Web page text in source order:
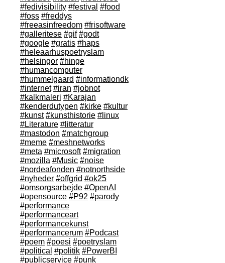
#fedivisibility #festival #food
#foss #freddys
#freeasinfreedom #frisoftware
#galleritese #gif #godt
#google #gratis #haps
#heleaarhuspoetryslam
#helsingor #hinge
#humancomputer
#hummelgaard #informationdk
#internet #iran #jobnot
#kalkmaleri #Karajan
#kenderdutypen #kirke #kultur
#kunst #kunsthistorie #linux
#Literature #litteratur
#mastodon #matchgroup
#meme #meshnetworks
#meta #microsoft #migration
#mozilla #Music #noise
#nordeafonden #notnorthside
#nyheder #offgrid #ok25
#omsorgsarbejde #OpenAI
#opensource #P92 #parody
#performance
#performanceart
#performancekunst
#performancerum #Podcast
#poem #poesi #poetryslam
#political #politik #PowerBI
#publicservice #punk